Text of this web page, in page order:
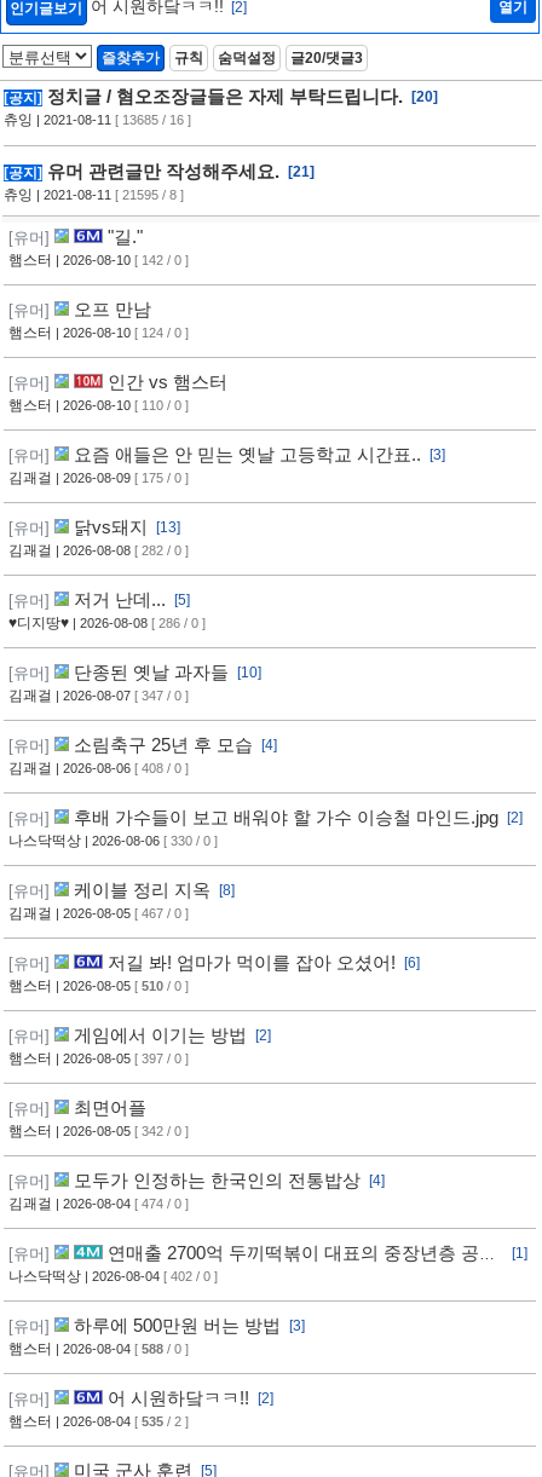
인기글보기 어 시원하닼ㅋㅋ!! [2] 열기
즐찾추가 규칙 숨덕설정 글20/댓글3
[공지] 정치글 / 혐오조장글들은 자제 부탁드립니다. [20]
츄잉 | 2021-08-11 [ 13685 / 16 ]
[공지] 유머 관련글만 작성해주세요. [21]
츄잉 | 2021-08-11 [ 21595 / 8 ]
[유머] "길."
햄스터 | 2026-08-10 [ 142 / 0 ]
[유머] 오프 만남
햄스터 | 2026-08-10 [ 124 / 0 ]
[유머] 인간 vs 햄스터
햄스터 | 2026-08-10 [ 110 / 0 ]
[유머] 요즘 애들은 안 믿는 옛날 고등학교 시간표.. [3]
김괘걸 | 2026-08-09 [ 175 / 0 ]
[유머] 닭vs돼지
[13]
김괘걸 | 2026-08-08 [ 282 / 0 ]
[유머] 저거 난데... [5]
♥디지땅♥ | 2026-08-08 [ 286 / 0 ]
[유머] 단종된 옛날 과자들 [10]
김괘걸 | 2026-08-07 [ 347 / 0 ]
[유머] 소림축구 25년 후 모습 [4]
김괘걸 | 2026-08-06 [ 408 / 0 ]
[유머] 후배 가수들이 보고 배워야 할 가수 이승철 마인드.jpg [2]
나스닥떡상 | 2026-08-06 [ 330 / 0 ]
[유머] 케이블 정리 지옥 [8]
김괘걸 | 2026-08-05 [ 467 / 0 ]
[유머] 저길 봐! 엄마가 먹이를 잡아 오셨어! [6]
햄스터 | 2026-08-05 [ 510 / 0 ]
[유머] 게임에서 이기는 방법
[2]
햄스터 | 2026-08-05 [ 397 / 0 ]
[유머] 최면어플
햄스터 | 2026-08-05 [ 342 / 0 ]
[유머] 모두가 인정하는 한국인의 전통밥상 [4]
김괘걸 | 2026-08-04 [ 474 / 0 ]
[유머]
연매출 2700억 두끼떡볶이 대표의 중장년층 공략
방법
[1]
나스닥떡상 | 2026-08-04 [ 402 / 0 ]
[유머] 하루에 500만원 버는 방법
[3]
햄스터 | 2026-08-04 [ 588 / 0 ]
[유머] 어 시원하닼ㅋㅋ!! [2]
햄스터 | 2026-08-04 [ 535 / 2 ]
[유머] 미국 군사 훈련 [5]